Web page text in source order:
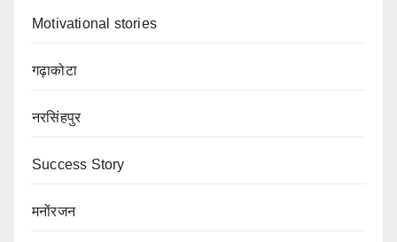
Motivational stories
गढ़ाकोटा
नरसिंहपुर
Success Story
मनोंरजन